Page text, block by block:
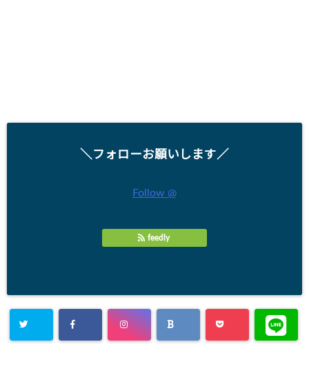
＼フォローお願いします／
Follow @
feedly